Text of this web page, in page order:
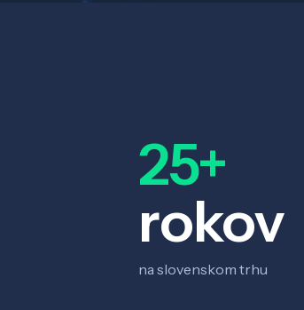
25+
rokov
na slovenskom trhu